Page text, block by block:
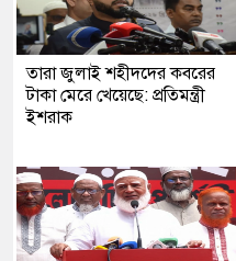
তারা জুলাই শহীদদের কবরের
টাকা মেরে খেয়েছে: প্রতিমন্ত্রী
ইশরাক